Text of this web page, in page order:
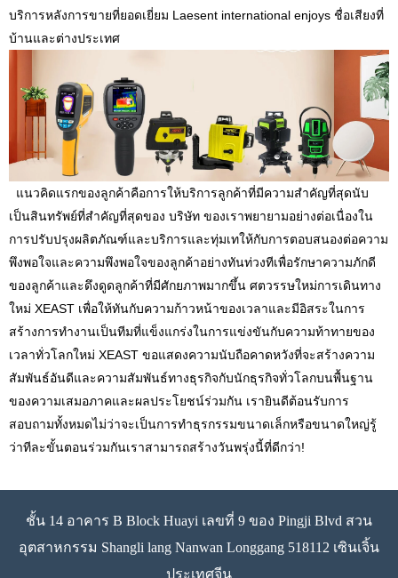
บริการหลังการขายที่ยอดเยี่ยม Laesent international enjoys ชื่อเสียงที่
บ้านและต่างประเทศ
แนวคิดแรกของลูกค้าคือการให้บริการลูกค้าที่มีความสำคัญที่สุดนับ
เป็นสินทรัพย์ที่สำคัญที่สุดของ บริษัท ของเราพยายามอย่างต่อเนื่องใน
การปรับปรุงผลิตภัณฑ์และบริการและทุ่มเทให้กับการตอบสนองต่อความ
พึงพอใจและความพึงพอใจของลูกค้าอย่างทันท่วงทีเพื่อรักษาความภักดี
ของลูกค้าและดึงดูดลูกค้าที่มีศักยภาพมากขึ้น ศตวรรษใหม่การเดินทาง
ใหม่ XEAST เพื่อให้ทันกับความก้าวหน้าของเวลาและมีอิสระในการ
สร้างการทำงานเป็นทีมที่แข็งแกร่งในการแข่งขันกับความท้าทายของ
เวลาทั่วโลกใหม่ XEAST ขอแสดงความนับถือคาดหวังที่จะสร้างความ
สัมพันธ์อันดีและความสัมพันธ์ทางธุรกิจกับนักธุรกิจทั่วโลกบนพื้นฐาน
ของความเสมอภาคและผลประโยชน์ร่วมกัน เรายินดีต้อนรับการ
สอบถามทั้งหมดไม่ว่าจะเป็นการทำธุรกรรมขนาดเล็กหรือขนาดใหญ่รู้
ว่าทีละขั้นตอนร่วมกันเราสามารถสร้างวันพรุ่งนี้ที่ดีกว่า!
ชั้น 14 อาคาร B Block Huayi เลขที่ 9 ของ Pingji Blvd สวน
อุตสาหกรรม Shangli lang Nanwan Longgang 518112 เซินเจิ้น
ประเทศจีน